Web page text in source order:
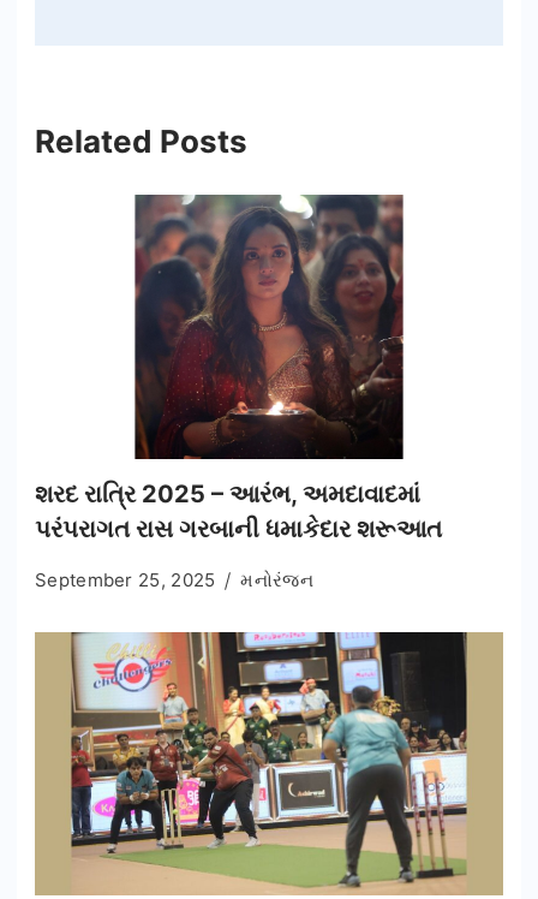
Related Posts
શરદ રાત્રિ 2025 – આરંભ, અમદાવાદમાં
પરંપરાગત રાસ ગરબાની ધમાકેદાર શરૂઆત
September 25, 2025 મનોરંજન